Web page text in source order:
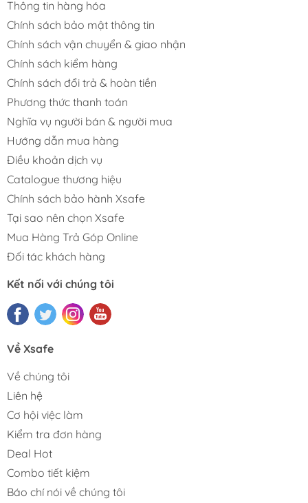
Thông tin hàng hóa
Chính sách bảo mật thông tin
Chính sách vận chuyển & giao nhận
Chính sách kiểm hàng
Chính sách đổi trả & hoàn tiền
Phương thức thanh toán
Nghĩa vụ người bán & người mua
Hướng dẫn mua hàng
Điều khoản dịch vụ
Catalogue thương hiệu
Chính sách bảo hành Xsafe
Tại sao nên chọn Xsafe
Mua Hàng Trả Góp Online
Đối tác khách hàng
Kết nối với chúng tôi
Về Xsafe
Về chúng tôi
Liên hệ
Cơ hội việc làm
Kiểm tra đơn hàng
Deal Hot
Combo tiết kiệm
Báo chí nói về chúng tôi